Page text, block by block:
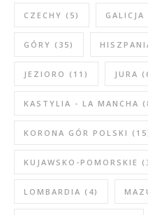
CZECHY (5) GALICJA
GÓRY (35)
JEZIORO (11) JURA
KASTYLIA - LA MANCHA
KORONA GÓR POLSKI
KUJAWSKO-POMORSKIE
LOMBARDIA (4)